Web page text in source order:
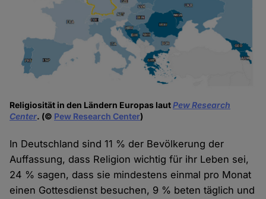
Religiosität in den Ländern Europas lautPew Research
Center. (© Pew Research Center)
In Deutschland sind 11 % der Bevölkerung der
Auffassung, dass Religion wichtig für ihr Leben sei,
24 % sagen, dass sie mindestens einmal pro Monat
einen Gottesdienst besuchen, 9 % beten täglich und